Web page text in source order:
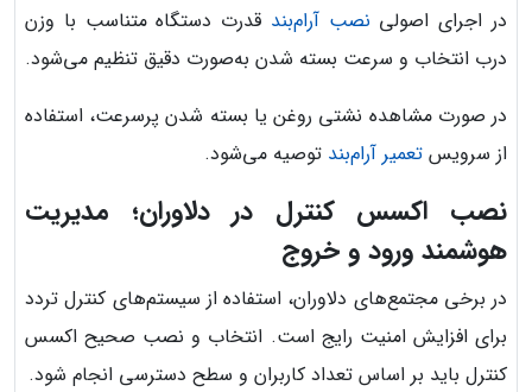
در اجرای اصولی نصب آرام‌بند قدرت دستگاه متناسب با وزن
درب انتخاب و سرعت بسته شدن به‌صورت دقیق تنظیم می‌شود.
در صورت مشاهده نشتی روغن یا بسته شدن پرسرعت، استفاده
از سرویس تعمیر آرام‌بند توصیه می‌شود.
نصب اکسس کنترل در دلاوران؛ مدیریت
هوشمند ورود و خروج
در برخی مجتمع‌های دلاوران، استفاده از سیستم‌های کنترل تردد
برای افزایش امنیت رایج است. انتخاب و نصب صحیح اکسس
کنترل باید بر اساس تعداد کاربران و سطح دسترسی انجام شود.